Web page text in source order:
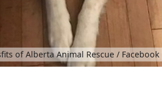
of Alberta Animal Rescue / Facebook